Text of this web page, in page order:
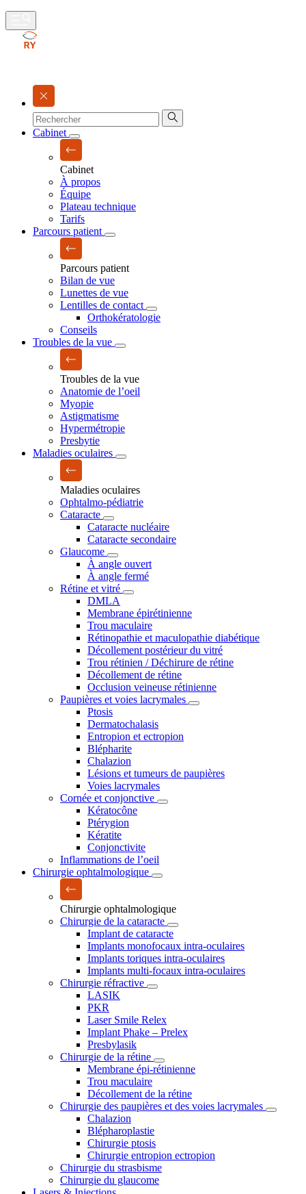
Cabinet
Cabinet
À propos
Équipe
Plateau technique
Tarifs
Parcours patient
Parcours patient
Bilan de vue
Lunettes de vue
Lentilles de contact
Orthokératologie
Conseils
Troubles de la vue
Troubles de la vue
Anatomie de l’oeil
Myopie
Astigmatisme
Hypermétropie
Presbytie
Maladies oculaires
Maladies oculaires
Ophtalmo-pédiatrie
Cataracte
Cataracte nucléaire
Cataracte secondaire
Glaucome
À angle ouvert
À angle fermé
Rétine et vitré
DMLA
Membrane épirétinienne
Trou maculaire
Rétinopathie et maculopathie diabétique
Décollement postérieur du vitré
Trou rétinien / Déchirure de rétine
Décollement de rétine
Occlusion veineuse rétinienne
Paupières et voies lacrymales
Ptosis
Dermatochalasis
Entropion et ectropion
Blépharite
Chalazion
Lésions et tumeurs de paupières
Voies lacrymales
Cornée et conjonctive
Kératocône
Ptérygion
Kératite
Conjonctivite
Inflammations de l’oeil
Chirurgie ophtalmologique
Chirurgie ophtalmologique
Chirurgie de la cataracte
Implant de cataracte
Implants monofocaux intra-oculaires
Implants toriques intra-oculaires
Implants multi-focaux intra-oculaires
Chirurgie réfractive
LASIK
PKR
Laser Smile Relex
Implant Phake – Prelex
Presbylasik
Chirurgie de la rétine
Membrane épi-rétinienne
Trou maculaire
Décollement de la rétine
Chirurgie des paupières et des voies lacrymales
Chalazion
Blépharoplastie
Chirurgie ptosis
Chirurgie entropion ectropion
Chirurgie du strasbisme
Chirurgie du glaucome